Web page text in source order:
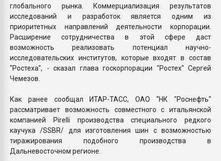
глобального рынка. Коммерциализация результатов
исследований и разработок является одним из
приоритетных направлений деятельности корпорации.
Расширение сотрудничества в этой сфере даст
возможность реализовать потенциал научно-
исследовательских институтов, которые входят в состав
"Ростеха", - сказал глава госкорпорации "Ростех" Сергей
Чемезов.
Как ранее сообщал ИТАР-ТАСС, ОАО "НК "Роснефть"
рассматривает возможность совместного с итальянской
компанией Pirelli производства специального редкого
каучука /SSBR/ для изготовления шин с возможностью
тиражирования подобного производства в
Дальневосточном регионе.